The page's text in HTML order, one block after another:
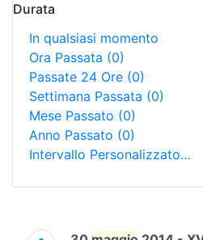
Durata
In qualsiasi momento
Ora Passata (0)
Passate 24 Ore (0)
Settimana Passata (0)
Mese Passato (0)
Anno Passato (0)
Intervallo Personalizzato…
Ricerca